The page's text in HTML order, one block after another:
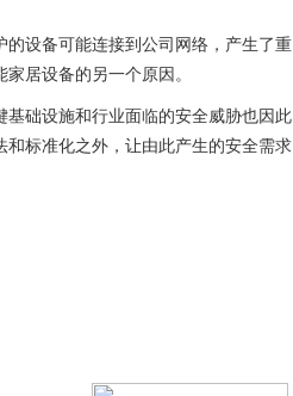
设备可能连接到公司网络，产生了重
居设备的另一个原因。
础设施和行业面临的安全威胁也因此
标准化之外，让由此产生的安全需求